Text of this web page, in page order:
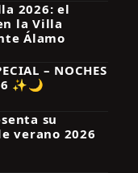
2026: el
la Villa
Álamo
– NOCHES
✨🌙
su
verano 2026